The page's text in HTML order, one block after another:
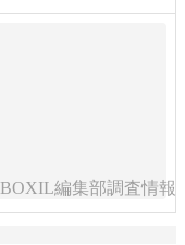
編集部調査情報